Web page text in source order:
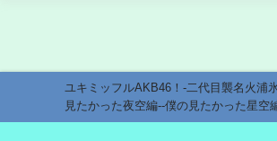
ユキミッフルAKB46！-二代目襲名火浦
見たかった夜空編--僕の見たかった星空